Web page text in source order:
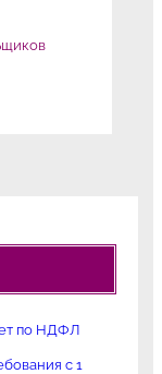
по НДФЛ
с 1